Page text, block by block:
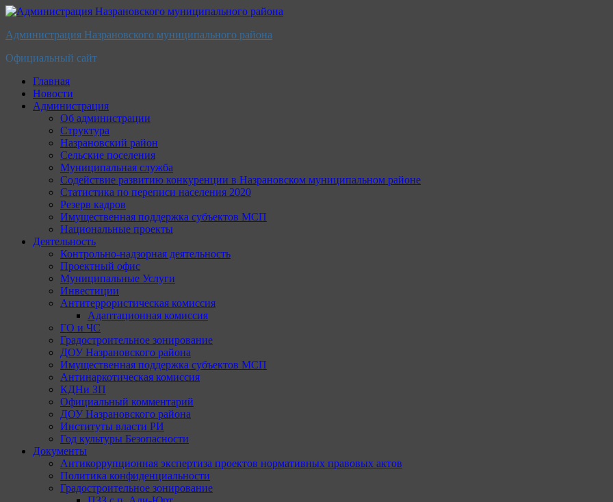
Перейти
содержимому
Администрация Назрановского муниципального района
Официальный сайт
Главная
Новости
Администрация
Об администрации
Структура
Назрановский район
Сельские поселения
Муниципальная служба
Содействие развитию конкуренции в Назрановском муниципальном районе
Статистика по переписи населения 2020
Резерв кадров
Имущественная поддержка субъектов МСП
Национальные проекты
Деятельность
Контрольно-надзорная деятельность
Проектный офис
Муниципальные Услуги
Инвестиции
Антитеррористическая комиссия
Адаптационная комиссия
ГО и ЧС
Градостроительное зонирование
ДОУ Назрановского района
Имущественная поддержка субъектов МСП
Антинаркотическая комиссия
КДНи ЗП
Официальный комментарий
ДОУ Назрановского района
Институты власти РИ
Год культуры Безопасности
Документы
Антикоррупционная экспертиза проектов нормативных правовых актов
Политика конфиденциальности
Градостроительное зонирование